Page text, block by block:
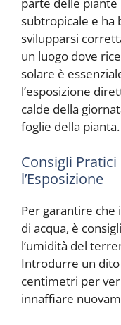
parte delle
subtropicale e ha
svilupparsi
un luogo dove
solare è
l’esposizione
calde della
foglie della pianta.
Consigli Pratici
l’Esposizione
Per garantire che
di acqua, è
l’umidità del
Introdurre un
centimetri per
innaffiare